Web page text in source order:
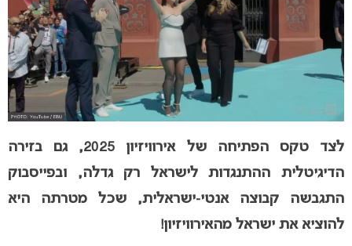
לצד טקס הפתיחה של אירוויזיון 2025, גם בזירה
הדיגיטלית ההתנגדות לישראל רק גדלה, ובפייסבוק
התגבשה קבוצה אנטי-ישראלית, שכל מטרתה היא
להוציא את ישראל מהאירוויזיון!